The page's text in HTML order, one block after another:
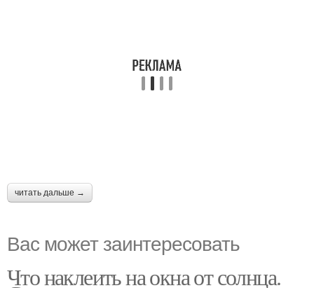
читать дальше →
Вас может заинтересовать
Что наклеить на окна от солнца.